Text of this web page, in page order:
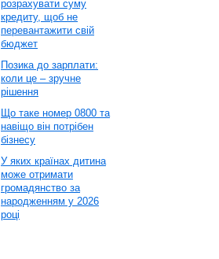
розрахувати суму
кредиту, щоб не
перевантажити свій
бюджет
Позика до зарплати:
коли це – зручне
рішення
Що таке номер 0800 та
навіщо він потрібен
бізнесу
У яких країнах дитина
може отримати
громадянство за
народженням у 2026
році